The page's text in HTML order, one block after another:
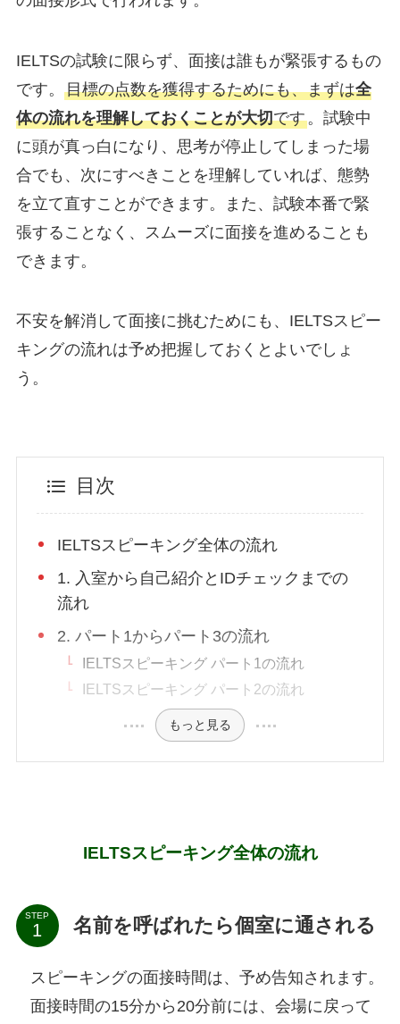
IELTSの試験に限らず、面接は誰もが緊張するもの
です。 目標の点数を獲得するためにも、まずは全
体の流れを理解しておくことが大切です。試験中
に頭が真っ白になり、思考が停止してしまった場
合でも、次にすべきことを理解していれば、態勢
を立て直すことができます。また、試験本番で緊
張することなく、スムーズに面接を進めることも
できます。
不安を解消して面接に挑むためにも、IELTSスピー
キングの流れは予め把握しておくとよいでしょ
う。
目次
IELTSスピーキング全体の流れ
1. 入室から自己紹介とIDチェックまでの
流れ
2. パート1からパート3の流れ
IELTSスピーキング パート1の流れ
IELTSスピーキング パート2の流れ
もっと見る
IELTSスピーキング全体の流れ
STEP 名前を呼ばれたら個室に通される
スピーキングの面接時間は、予め告知されます。
面接時間の15分から20分前には、会場に戻って